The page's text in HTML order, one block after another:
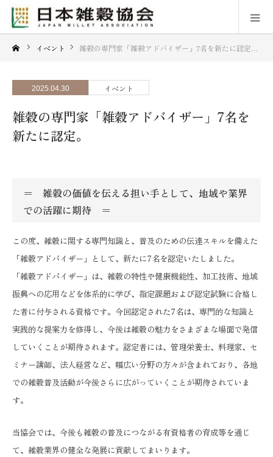
イベント 雑穀の専門家「雑穀アドバイザー」7名を新たに認定。
2025.04.30 イベント
雑穀の専門家「雑穀アドバイザー」7名を
新たに認定。
＝ 雑穀の価値を伝える担い手として、地域や業界
での活躍に期待 ＝
この度、雑穀に関する専門知識と、普及のための伝達スキルを備えた
「雑穀アドバイザー」として、新たに7名を認定いたしました。
「雑穀アドバイザー」は、雑穀の特性や健康機能性、加工技術、地域
振興への応用などを体系的に学び、指定課題および認定試験に合格し
た者に付与される資格です。今回認定された7名は、専門的な知識と
実践的な提案力を修得し、今後は雑穀の魅力をさまざまな場面で発信
していくことが期待されます。認定者には、管理栄養士、料理家、セ
ミナー講師、法人経営など、幅広い分野の方々が含まれており、各地
での雑穀普及活動が今後さらに広がっていくことが期待されていま
す。
当協会では、今後も雑穀の普及につながる有資格者の育成等を通じ
て、雑穀業界の健全な発展に貢献してまいります。